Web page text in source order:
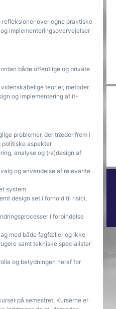
over egne praktiske
implementeringsovervejelser
både offentlige og private
teorier, metoder,
og implementering af it-
problemer, der træder frem i
politiske aspekter
analyse og (re)design af
og anvendelse af relevante
system
design set i forhold til risici,
i forbindelse
med både fagfæller og ikke-
samt tekniske specialister
og betydningen heraf for
på semestret. Kurserne er